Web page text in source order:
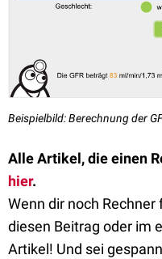
Beispielbild:Berechnung der
Alle Artikel, die einen
hier.
Wenn dir noch
diesen Beitrag oder im
Artikel! Und sei